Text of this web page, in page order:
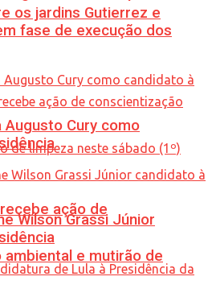
ação de
e mutirão de
os jardins Gutierrez e
fase de execução dos
Cury como
Wilson Grassi Júnior